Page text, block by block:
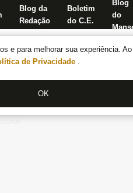
e para melhorar sua experiência.
de Privacidade .
OK
Blog da
Redação
Boletim
do C.E.
Blog
do